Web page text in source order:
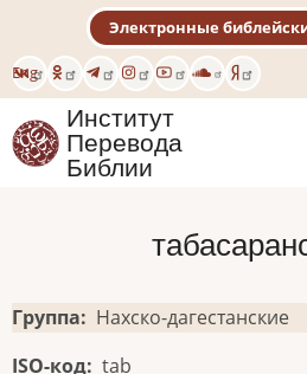
основному
содержанию
Eng
Электронные
Институт
Перевода
Библии
Группа
Нахско-дагестанские
ISO-код tab